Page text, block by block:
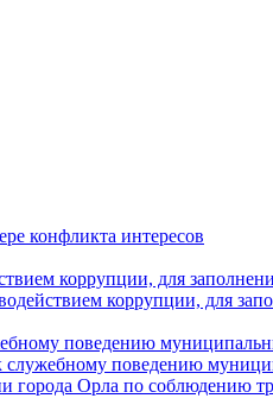
конфликта интересов
коррупции, для
коррупции, для
поведению
поведению
города Орла по соблюдению